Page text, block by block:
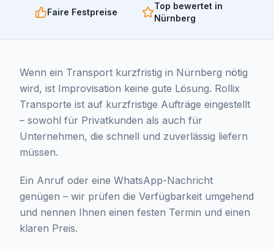
Faire Festpreise
Top bewertet in
Nürnberg
Wenn ein Transport kurzfristig in Nürnberg nötig
wird, ist Improvisation keine gute Lösung. Rollix
Transporte ist auf kurzfristige Aufträge eingestellt
– sowohl für Privatkunden als auch für
Unternehmen, die schnell und zuverlässig liefern
müssen.
Ein Anruf oder eine WhatsApp-Nachricht
genügen – wir prüfen die Verfügbarkeit umgehend
und nennen Ihnen einen festen Termin und einen
klaren Preis.